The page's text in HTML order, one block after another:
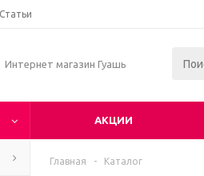
Статьи
Интернет магазин Гуашь
АКЦИИ
Главная - Каталог